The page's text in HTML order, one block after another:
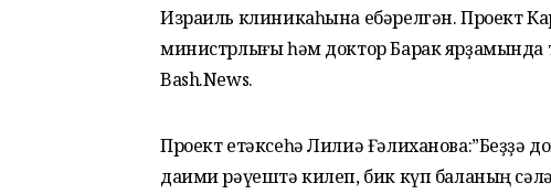
Израиль клиникаһына ебәрелгән. Проект
министрлығы һәм доктор Барак ярҙамында
Bash.News.
Проект етәксеһә Лилиә Ғәлиханова:”Беҙҙә
даими рәүештә килеп, бик күп баланың